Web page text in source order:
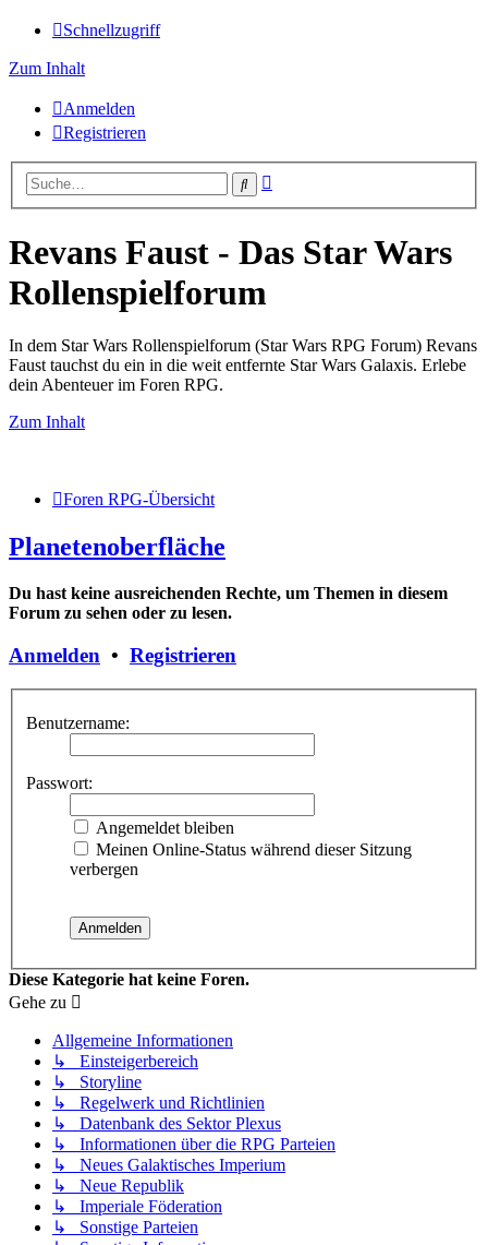
Schnellzugriff
Zum Inhalt
Anmelden
Registrieren
Suche
Revans Faust - Das Star Wars
Rollenspielforum
In dem Star Wars Rollenspielforum (Star Wars RPG Forum) Revans
Faust tauchst du ein in die weit entfernte Star Wars Galaxis. Erlebe
dein Abenteuer im Foren RPG.
Zum Inhalt
Foren RPG-Übersicht
Planetenoberfläche
Du hast keine ausreichenden Rechte, um Themen in diesem
Forum zu sehen oder zu lesen.
Anmelden • Registrieren
Benutzername:
Passwort:
Angemeldet bleiben
Meinen Online-Status während dieser Sitzung
verbergen
Diese Kategorie hat keine Foren.
Gehe zu
Allgemeine Informationen
↳ Einsteigerbereich
↳ Storyline
↳ Regelwerk und Richtlinien
↳ Datenbank des Sektor Plexus
↳ Informationen über die RPG Parteien
↳ Neues Galaktisches Imperium
↳ Neue Republik
↳ Imperiale Föderation
↳ Sonstige Parteien